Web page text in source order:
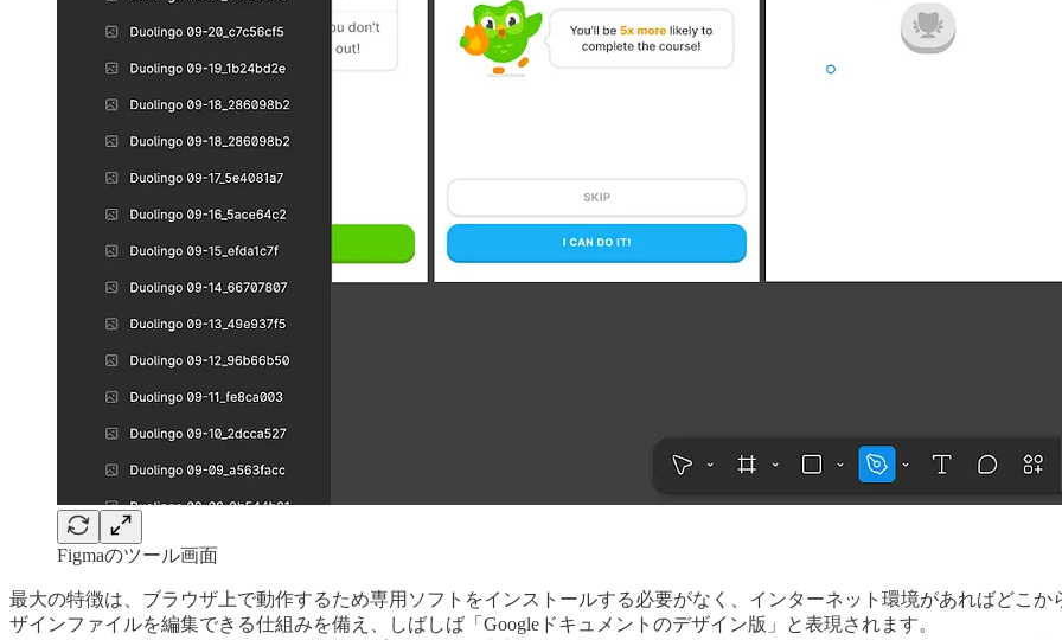
Figmaのツール画面
最大の特徴は、ブラウザ上で動作するため専用ソフトをインストールする必要がなく、インターネット環境があればどこ
ザインファイルを編集できる仕組みを備え、しばしば「Googleドキュメントのデザイン版」と表現されます。